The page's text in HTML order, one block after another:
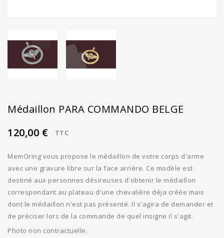
Médaillon PARA COMMANDO BELGE
120,00 €
TTC
MemOring vous propose le médaillon de votre corps d'arme
avec une gravure libre sur la face arrière. Ce modèle est
destiné aux personnes désireuses d'obtenir le médaillon
correspondant au plateau d'une chevalière déja créée mais
dont le médaillon n'est pas présenté. Il s'agira de demander et
de préciser lors de la commande de quel insigne il s'agit.
Photo non contractuelle.